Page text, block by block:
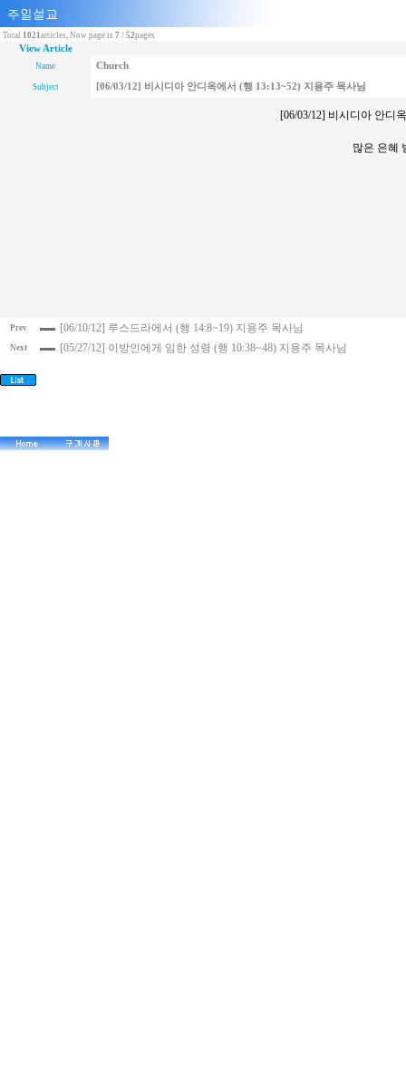
Total 1021articles, Now page is 7 / 52pages
View Article
Name Church
Subject [06/03/12] 비시디아 안디옥에서 (행 13:13~52) 지용주 목사님
[06/03/12] 비시디아 안디
많은 은혜
Prev [06/10/12] 루스드라에서 (행 14:8~19) 지용주 목사님
Next [05/27/12] 이방인에게 임한 성령 (행 10:38~48) 지용주 목사님